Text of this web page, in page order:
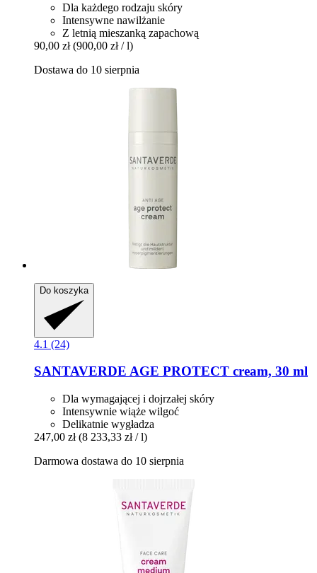
Dla każdego rodzaju skóry
Intensywne nawilżanie
Z letnią mieszanką zapachową
90,00 zł (900,00 zł / l)
Dostawa do 10 sierpnia
Do koszyka
4.1 (24)
SANTAVERDE AGE PROTECT cream, 30 ml
Dla wymagającej i dojrzałej skóry
Intensywnie wiąże wilgoć
Delikatnie wygładza
247,00 zł (8 233,33 zł / l)
Darmowa dostawa do 10 sierpnia